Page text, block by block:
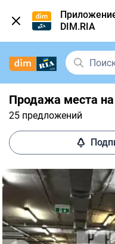
DIM.RIA
Продажа места на
25 предложений